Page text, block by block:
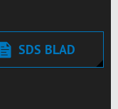
SDS BLAD